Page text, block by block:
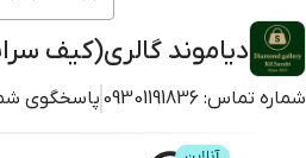
دیاموند گالری(کیف
شماره تماس: 09301191836 پاسخگوی